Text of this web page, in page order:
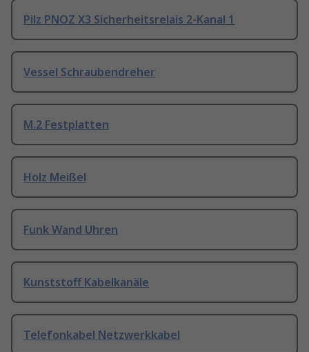
Pilz PNOZ X3 Sicherheitsrelais 2-Kanal 1
Vessel Schraubendreher
M.2 Festplatten
Holz Meißel
Funk Wand Uhren
Kunststoff Kabelkanäle
Telefonkabel Netzwerkkabel